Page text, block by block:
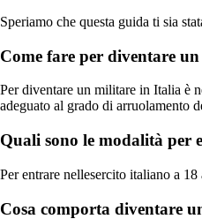
Speriamo che questa guida ti sia
Come fare per diventare
Per diventare un militare in Italia è
adeguato al grado di arruolamento
Quali sono le modalità per
Per entrare nellesercito italiano a
Cosa comporta diventare